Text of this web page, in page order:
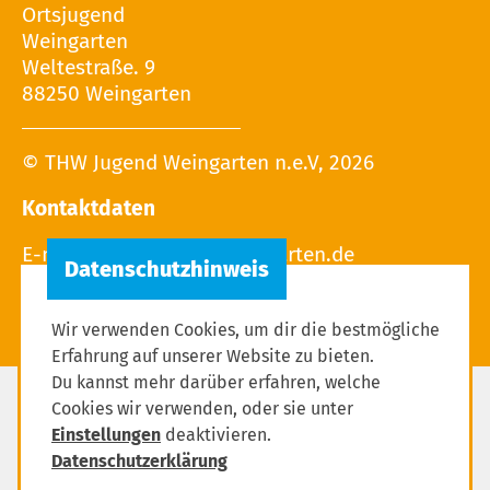
Ortsjugend
Weingarten
Weltestraße. 9
88250 Weingarten
© THW Jugend Weingarten n.e.V, 2026
Kontaktdaten
E-mail:
Impressum
Datenschutzerklärung
Wir verwenden Cookies, um dir die bestmögliche
Erfahrung auf unserer Website zu bieten.
Du kannst mehr darüber erfahren, welche
Cookies wir verwenden, oder sie unter
Einstellungen deaktivieren.
Datenschutzerklärung